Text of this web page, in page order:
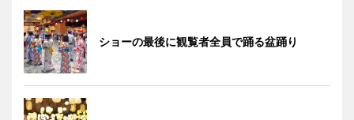
ショーの最後に観覧者全員で踊る盆踊り